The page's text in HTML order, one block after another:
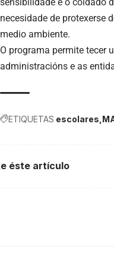
necesidade de protexerse
medio ambiente.
O programa permite tecer
administracións e as
ETIQUETAS escolares
éste artículo